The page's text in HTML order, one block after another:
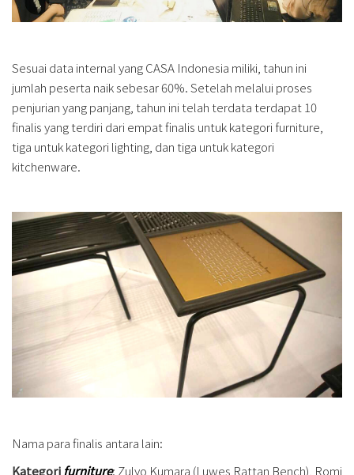
Sesuai data internal yang CASA Indonesia miliki, tahun ini
jumlah peserta naik sebesar 60%. Setelah melalui proses
penjurian yang panjang, tahun ini telah terdata terdapat 10
finalis yang terdiri dari empat finalis untuk kategori furniture,
tiga untuk kategori lighting, dan tiga untuk kategori
kitchenware.
Nama para finalis antara lain:
Kategorifurniture: Zulyo Kumara (Luwes Rattan Bench), Romi